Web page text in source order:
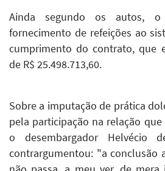
Ainda segundo os autos,
fornecimento de refeições ao
cumprimento do contrato, que
de R$ 25.498.713,60.
Sobre a imputação de prática
pela participação na relação
o desembargador Helvécio
contrargumentou: "a conclusão